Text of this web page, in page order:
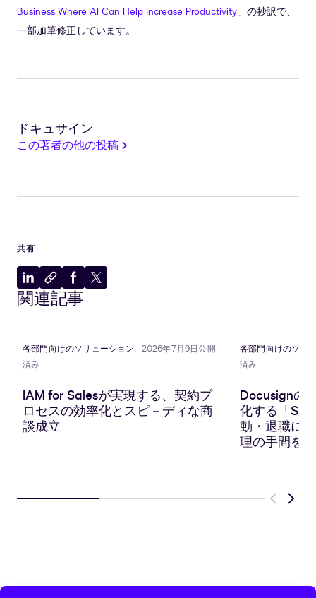
Business Where AI Can Help Increase Productivity」の抄訳で、
一部加筆修正しています。
ドキュサイン
この著者の他の投稿
共有
LinkedIn
に
ク
リ
ボ
に
コ
ピ
Facebook
に
X
関連記事
各部門向けのソリューション
2026年7月9日公開
済み
IAM for Salesが実現する、契約プ
ロセスの効率化とスピ－ディな商
談成立
各部門向けのソリ
済み
Docusignの
化する「
動・退職に
理の手間を
Previous
Next